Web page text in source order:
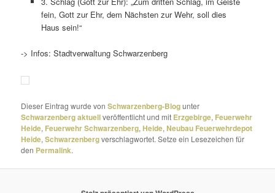
fein, Gott zur Ehr, dem Nächsten zur Wehr, soll dies
Haus sein!“
-> Infos: Stadtverwaltung Schwarzenberg
Dieser Eintrag wurde vonSchwarzenberg-Blogunter
Schwarzenberg aktuellveröffentlicht und mit Erzgebirge, Feuerwehr
Heide, Feuerwehr Schwarzenberg,Heide,Neubau Feuerwehrdepot
Heide,Schwarzenbergverschlagwortet. Setze ein Lesezeichen für
den Permalink.